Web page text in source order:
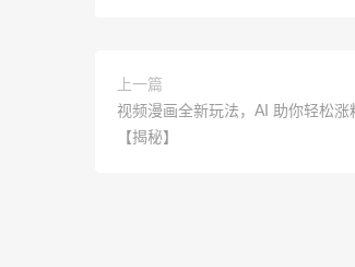
上一篇
视频漫画全新玩法，AI 助你轻松
【揭秘】